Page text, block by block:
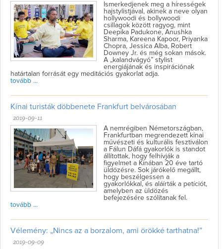
Ismerkedjenek meg a hírességek
hajstylistjával, akinek a neve olyan
hollywoodi és bollywoodi
csillagok között ragyog, mint
Deepika Padukone, Anushka
Sharma, Kareena Kapoor, Priyanka
Chopra, Jessica Alba, Robert
Downey Jr. és még sokan mások.
A „kalandvágyó” stylist
energiájának és inspirációnak
határtalan forrását egy meditációs gyakorlat adja.
tovább ...
Kínai turisták döbbenete Frankfurt belvárosában
2019-09-11
A nemrégiben Németországban,
Frankfurtban megrendezett kínai
művészeti és kulturális fesztiválon
a Fálun Dáfá gyakorlók is standot
állítottak, hogy felhívják a
figyelmet a Kínában 20 éve tartó
üldözésre. Sok járókelő megállt,
hogy beszélgessen a
gyakorlókkal, és aláírták a petíciót,
amelyben az üldözés
befejezésére szólítanak fel.
tovább ...
Vélemény: „Nincs az a borzalom, ami örökké tarthatna!”
2019-09-09